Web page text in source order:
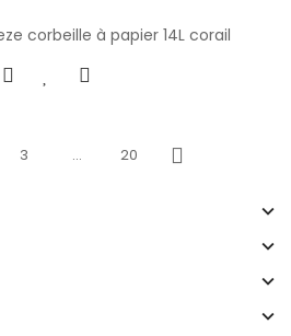
corbeille à papier 14L corail
3 … 20
Suivant